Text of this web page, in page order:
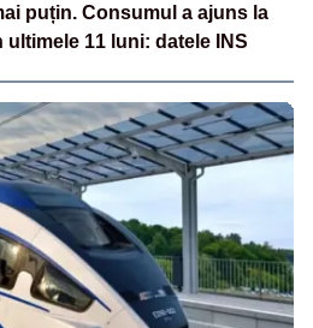
puțin. Consumul a ajuns la
11 luni: datele INS